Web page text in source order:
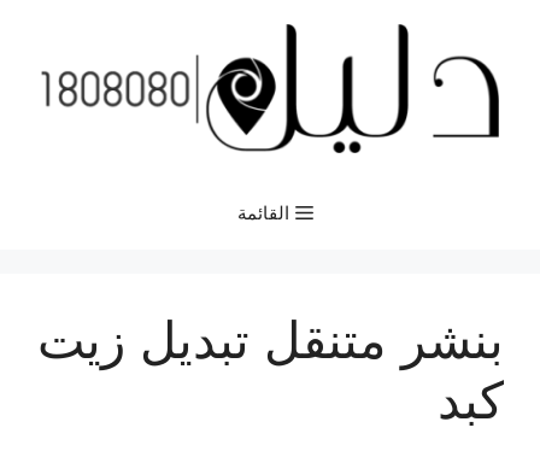
المحتوى
القائمة
بنشر متنقل تبديل زيت
كبد